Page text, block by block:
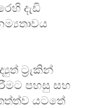
දැඩි
ට්‍රැකින්
පහසු සහ
යටතේ